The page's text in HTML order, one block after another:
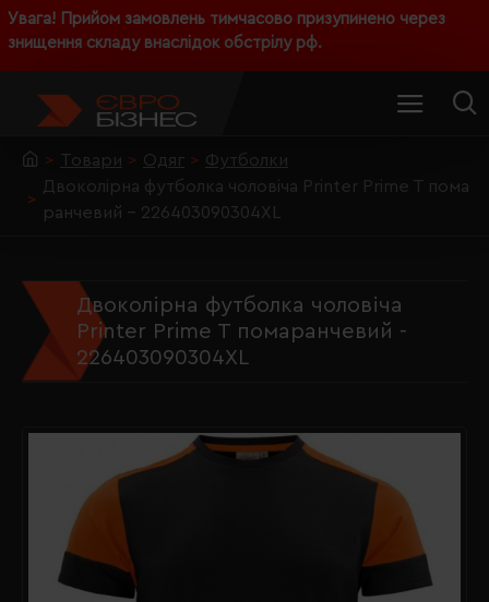
Увага! Прийом замовлень тимчасово призупинено через
знищення складу внаслідок обстрілу рф.
Товари Одяг
Футболки
Двоколірна футболка чоловіча Printer Prime T пома
ранчевий - 226403090304XL
Двоколірна футболка чоловіча
Printer Prime T помаранчевий -
226403090304XL